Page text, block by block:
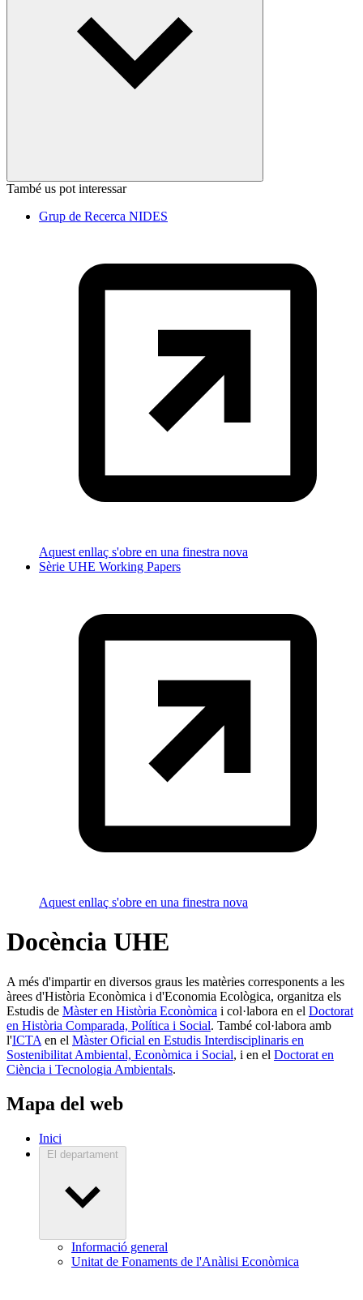
També us pot interessar
Grup de Recerca NIDES
Aquest enllaç s'obre en una finestra nova
Sèrie UHE Working Papers
Aquest enllaç s'obre en una finestra nova
Docència UHE
A més d'impartir en diversos graus les matèries corresponents a les
àrees d'Història Econòmica i d'Economia Ecològica, organitza els
Estudis de Màster en Història Econòmica i col·labora en el Doctorat
en Història Comparada, Política i Social. També col·labora amb
l'ICTA en el Màster Oficial en Estudis Interdisciplinaris en
Sostenibilitat Ambiental, Econòmica i Social, i en el Doctorat en
Ciència i Tecnologia Ambientals.
Mapa del web
Inici
El departament
Informació general
Unitat de Fonaments de l'Anàlisi Econòmica